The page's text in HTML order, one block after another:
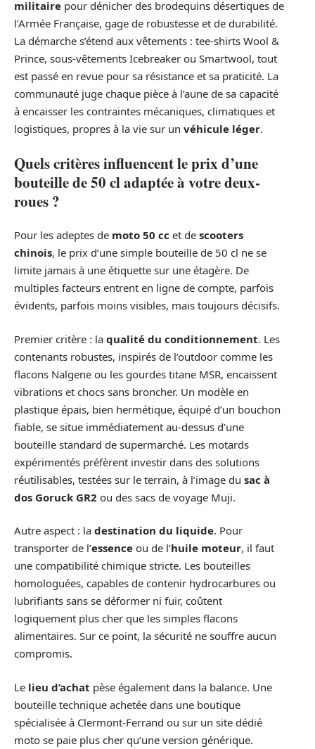
militaire pour dénicher des brodequins désertiques de
l’Armée Française, gage de robustesse et de durabilité.
La démarche s’étend aux vêtements : tee-shirts Wool &
Prince, sous-vêtements Icebreaker ou Smartwool, tout
est passé en revue pour sa résistance et sa praticité. La
communauté juge chaque pièce à l’aune de sa capacité
à encaisser les contraintes mécaniques, climatiques et
logistiques, propres à la vie sur un véhicule léger.
Quels critères influencent le prix d’une
bouteille de 50 cl adaptée à votre deux-
roues ?
Pour les adeptes de moto 50 cc et de scooters
chinois, le prix d’une simple bouteille de 50 cl ne se
limite jamais à une étiquette sur une étagère. De
multiples facteurs entrent en ligne de compte, parfois
évidents, parfois moins visibles, mais toujours décisifs.
Premier critère : la qualité du conditionnement. Les
contenants robustes, inspirés de l’outdoor comme les
flacons Nalgene ou les gourdes titane MSR, encaissent
vibrations et chocs sans broncher. Un modèle en
plastique épais, bien hermétique, équipé d’un bouchon
fiable, se situe immédiatement au-dessus d’une
bouteille standard de supermarché. Les motards
expérimentés préfèrent investir dans des solutions
réutilisables, testées sur le terrain, à l’image du sac à
dos Goruck GR2 ou des sacs de voyage Muji.
Autre aspect : la destination du liquide. Pour
transporter de l’essence ou de l’huile moteur, il faut
une compatibilité chimique stricte. Les bouteilles
homologuées, capables de contenir hydrocarbures ou
lubrifiants sans se déformer ni fuir, coûtent
logiquement plus cher que les simples flacons
alimentaires. Sur ce point, la sécurité ne souffre aucun
compromis.
Le lieu d’achat pèse également dans la balance. Une
bouteille technique achetée dans une boutique
spécialisée à Clermont-Ferrand ou sur un site dédié
moto se paie plus cher qu’une version générique.